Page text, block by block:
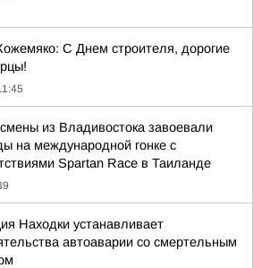
С Днем строителя, дорогие
из Владивостока завоевали
на международной гонке с
Spartan Race в Таиланде
Находки устанавливает
автоаварии со смертельным